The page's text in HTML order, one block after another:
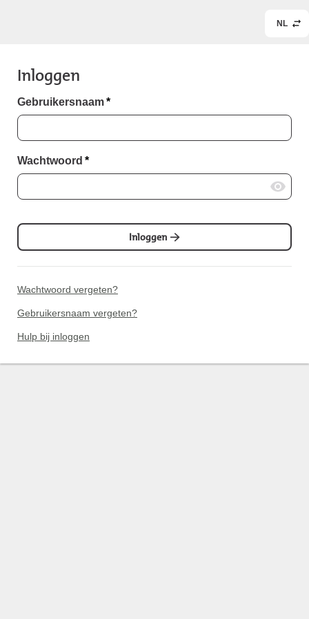
NL
Inloggen
Gebruikersnaam*
Wachtwoord *
Inloggen
Wachtwoord vergeten?
Gebruikersnaam vergeten?
Hulp bij inloggen